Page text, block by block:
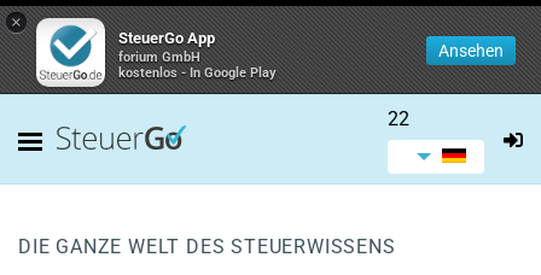
×
SteuerGo App
forium GmbH
kostenlos - In Google Play
Ansehen
22
DIE GANZE WELT DES STEUERWISSENS